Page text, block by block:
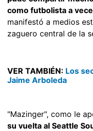
como futbolista a
manifestó a medios
zaguero central de la
VER TAMBIÉN: Los
Jaime Arboleda
"Mazinger", como le
su vuelta al Seattle